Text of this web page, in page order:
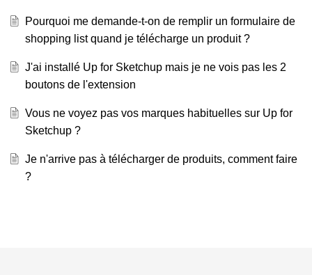
Pourquoi me demande-t-on de remplir un formulaire de
shopping list quand je télécharge un produit ?
J'ai installé Up for Sketchup mais je ne vois pas les 2
boutons de l'extension
Vous ne voyez pas vos marques habituelles sur Up for
Sketchup ?
Je n'arrive pas à télécharger de produits, comment faire
?